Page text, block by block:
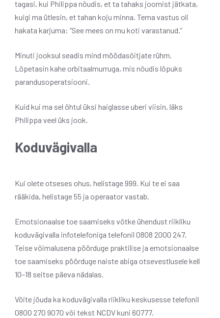
tagasi, kui Philippa nõudis, et ta tahaks joomist jätkata,
kuigi ma ütlesin, et tahan koju minna. Tema vastus oli
hakata karjuma: “See mees on mu koti varastanud.”
Minuti jooksul seadis mind möödasõitjate rühm.
Lõpetasin kahe orbitaalmurruga, mis nõudis lõpuks
parandusoperatsiooni.
Kuid kui ma sel õhtul üksi haiglasse uberi viisin, läks
Philippa veel üks jook.
Koduvägivalla
Kui olete otseses ohus, helistage 999. Kui te ei saa
rääkida, helistage 55 ja operaator vastab.
Emotsionaalse toe saamiseks võtke ühendust riikliku
koduvägivalla infotelefoniga telefonil 0808 2000 247.
Teise võimalusena pöörduge praktilise ja emotsionaalse
toe saamiseks pöörduge naiste abiga otsevestlusele kell
10–18 seitse päeva nädalas.
Võite jõuda ka koduvägivalla riikliku keskusesse telefonil
0800 270 9070 või tekst NCDV kuni 60777.